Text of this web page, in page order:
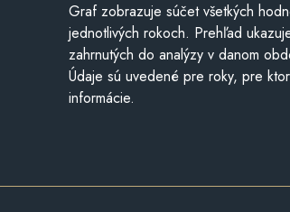
Graf zobrazuje súčet všetkých
jednotlivých rokoch. Prehľad
zahrnutých do analýzy v danom
Údaje sú uvedené pre roky, pre
informácie.